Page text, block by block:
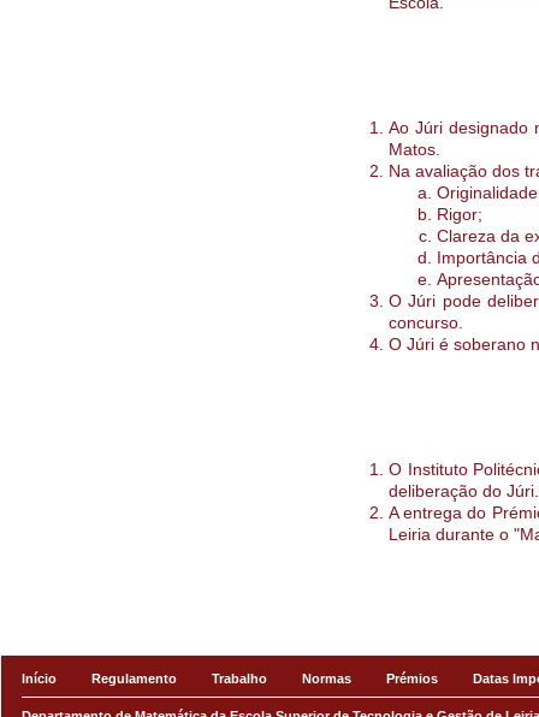
Ao Júri designado
Matos.
Na avaliação dos
Rigor;
Clareza da
Importância
O Júri pode
concurso.
O Júri é soberano
O Instituto
deliberação do Júri.
A entrega do
Leiria durante o
Início Regulamento Trabalho Normas Prémios Datas